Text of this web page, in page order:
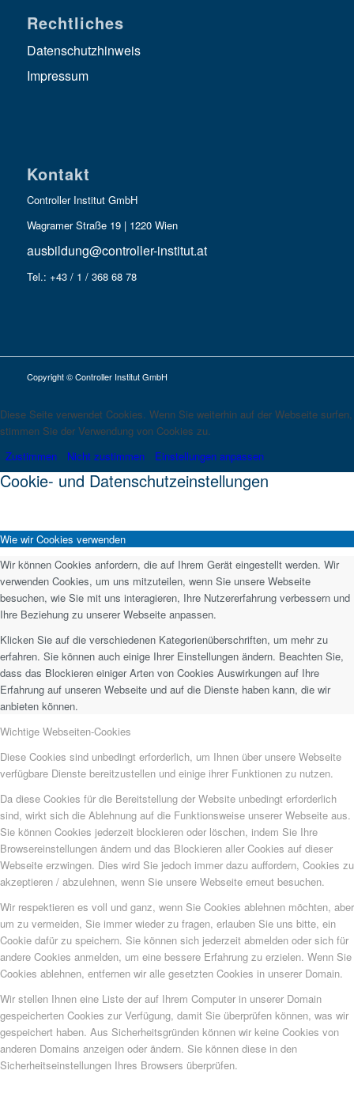
Rechtliches
Datenschutzhinweis
Impressum
Kontakt
Controller Institut GmbH
Wagramer Straße 19 | 1220 Wien
ausbildung@controller-institut.at
Tel.: +43 / 1 / 368 68 78
Copyright © Controller Institut GmbH
Diese Seite verwendet Cookies. Wenn Sie weiterhin auf der Webseite surfen,
stimmen Sie der Verwendung von Cookies zu.
Zustimmen
Nicht zustimmen Einstellungen anpassen
Cookie- und Datenschutzeinstellungen
Wie wir Cookies verwenden
Wir können Cookies anfordern, die auf Ihrem Gerät eingestellt werden. Wir
verwenden Cookies, um uns mitzuteilen, wenn Sie unsere Webseite
besuchen, wie Sie mit uns interagieren, Ihre Nutzererfahrung verbessern und
Ihre Beziehung zu unserer Webseite anpassen.
Klicken Sie auf die verschiedenen Kategorienüberschriften, um mehr zu
erfahren. Sie können auch einige Ihrer Einstellungen ändern. Beachten Sie,
dass das Blockieren einiger Arten von Cookies Auswirkungen auf Ihre
Erfahrung auf unseren Webseite und auf die Dienste haben kann, die wir
anbieten können.
Wichtige Webseiten-Cookies
Diese Cookies sind unbedingt erforderlich, um Ihnen über unsere Webseite
verfügbare Dienste bereitzustellen und einige ihrer Funktionen zu nutzen.
Da diese Cookies für die Bereitstellung der Website unbedingt erforderlich
sind, wirkt sich die Ablehnung auf die Funktionsweise unserer Webseite aus.
Sie können Cookies jederzeit blockieren oder löschen, indem Sie Ihre
Browsereinstellungen ändern und das Blockieren aller Cookies auf dieser
Webseite erzwingen. Dies wird Sie jedoch immer dazu auffordern, Cookies zu
akzeptieren / abzulehnen, wenn Sie unsere Webseite erneut besuchen.
Wir respektieren es voll und ganz, wenn Sie Cookies ablehnen möchten, aber
um zu vermeiden, Sie immer wieder zu fragen, erlauben Sie uns bitte, ein
Cookie dafür zu speichern. Sie können sich jederzeit abmelden oder sich für
andere Cookies anmelden, um eine bessere Erfahrung zu erzielen. Wenn Sie
Cookies ablehnen, entfernen wir alle gesetzten Cookies in unserer Domain.
Wir stellen Ihnen eine Liste der auf Ihrem Computer in unserer Domain
gespeicherten Cookies zur Verfügung, damit Sie überprüfen können, was wir
gespeichert haben. Aus Sicherheitsgründen können wir keine Cookies von
anderen Domains anzeigen oder ändern. Sie können diese in den
Sicherheitseinstellungen Ihres Browsers überprüfen.